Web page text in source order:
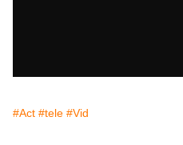
#Act #tele #Vid